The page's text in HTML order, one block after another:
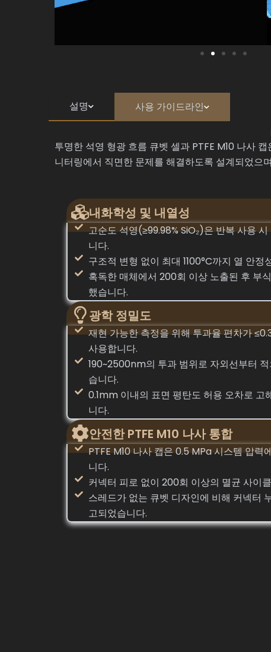
설명
사용 가이드라인
투명한 석영 형광 흐름 큐벳 셀과 PTFE M10 나사
니터링에서 직면한 문제를 해결하도록 설계되었으
내화학성 및 내열성
고순도 석영(≥99.98% SiO₂)은 반복 사용
니다.
구조적 변형 없이 최대 1100°C까지 열 안정
혹독한 매체에서 200회 이상 노출된 후 부
했습니다.
광학 정밀도
재현 가능한 측정을 위해 투과율 편차가
사용합니다.
190~2500nm의 투과 범위로 자외선부터
습니다.
0.1mm 이내의 표면 평탄도 허용 오차로 고
니다.
안전한 PTFE M10 나사 통합
PTFE M10 나사 캡은 0.5 MPa 시스템 압력
니다.
커넥터 피로 없이 200회 이상의 멸균 사이
스레드가 없는 큐벳 디자인에 비해 커넥터
고되었습니다.